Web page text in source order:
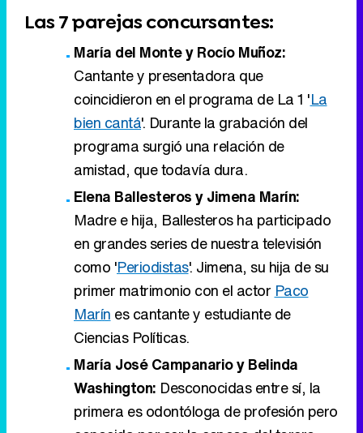
bien cantá
'. Durante la grabación del
programa surgió una relación de
amistad, que todavía dura.
Elena Ballesteros y Jimena Marín:
Madre e hija, Ballesteros ha participado
en grandes series de nuestra televisión
como 'Periodistas'. Jimena, su hija de su
primer matrimonio con el actor
Marín es cantante y estudiante de
Ciencias Políticas.
María José Campanario y Belinda
Washington:Desconocidas entre sí, la
primera es odontóloga de profesión pero
conocida por ser la esposa del torero
Jesulín de Ubrique. Washington es actriz
y presentadora con una larga
trayectoria.
Borjamina y Miguel Ángel Gómez:dos